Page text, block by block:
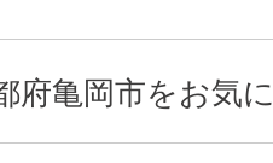
府亀岡市をお気